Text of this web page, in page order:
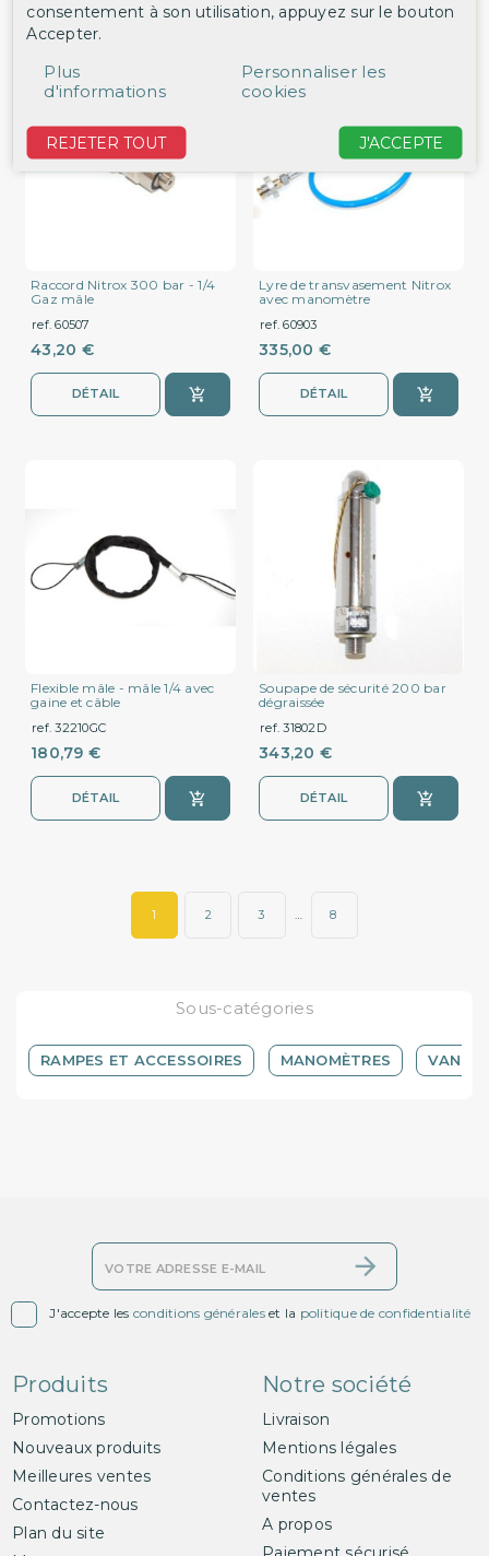
Raccord Nitrox 300 bar - 1/4
Gaz mâle
ref. 60507
43,20 €
DÉTAIL
Lyre de transvasement Nitrox
avec manomètre
ref. 60903
335,00 €
DÉTAIL
Flexible mâle - mâle 1/4 avec
gaine et câble
ref. 32210GC
180,79 €
DÉTAIL
Soupape de sécurité 200 bar
dégraissée
ref. 31802D
343,20 €
DÉTAIL
1 2 3 … 8
Sous-catégories
RAMPES ET ACCESSOIRES MANOMÈTRES
J'accepte les conditions généraleset la politique de confidentialité
Produits
Promotions
Nouveaux produits
Meilleures ventes
Contactez-nous
Plan du site
Notre société
Livraison
Mentions légales
Conditions générales de
ventes
A propos
consentement à son utilisation, appuyez sur le bouton
Accepter.
Plus
d'informations
Personnaliser les
cookies
REJETER TOUT J'ACCEPTE